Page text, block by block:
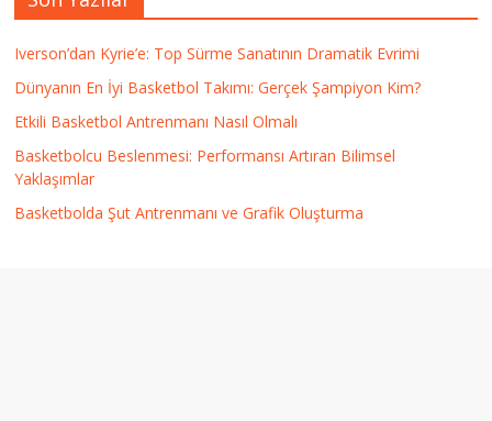
Iverson’dan Kyrie’e: Top Sürme Sanatının Dramatik Evrimi
Dünyanın En İyi Basketbol Takımı: Gerçek Şampiyon Kim?
Etkili Basketbol Antrenmanı Nasıl Olmalı
Basketbolcu Beslenmesi: Performansı Artıran Bilimsel
Yaklaşımlar
Basketbolda Şut Antrenmanı ve Grafik Oluşturma